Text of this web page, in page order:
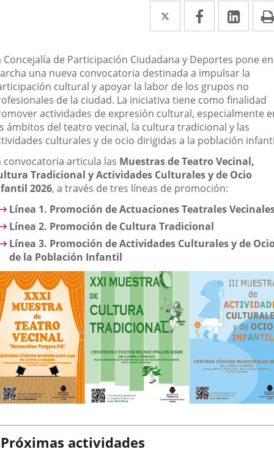
Twitter
Enlace
a
una
aplicación
externa.
Facebook
Enlace
a
una
aplicación
externa.
a
una
Concejalía de Participación Ciudadana y Deportes pone en
una nueva convocatoria destinada a impulsar la
cultural y apoyar la labor de los grupos no
de la ciudad. La iniciativa tiene como finalidad
actividades de expresión cultural, especialmente
ámbitos del teatro vecinal, la cultura tradicional y las
culturales y de ocio dirigidas a la población
convocatoria articula las Muestras de Teatro Vecinal,
Tradicional y Actividades Culturales y de Ocio
2026, a través de tres líneas de promoción:
Línea 1. Promoción de Actuaciones Teatrales
Línea 2. Promoción de Cultura Tradicional
Línea 3. Promoción de Actividades Culturales y de
de la Población Infantil
Próximas actividades